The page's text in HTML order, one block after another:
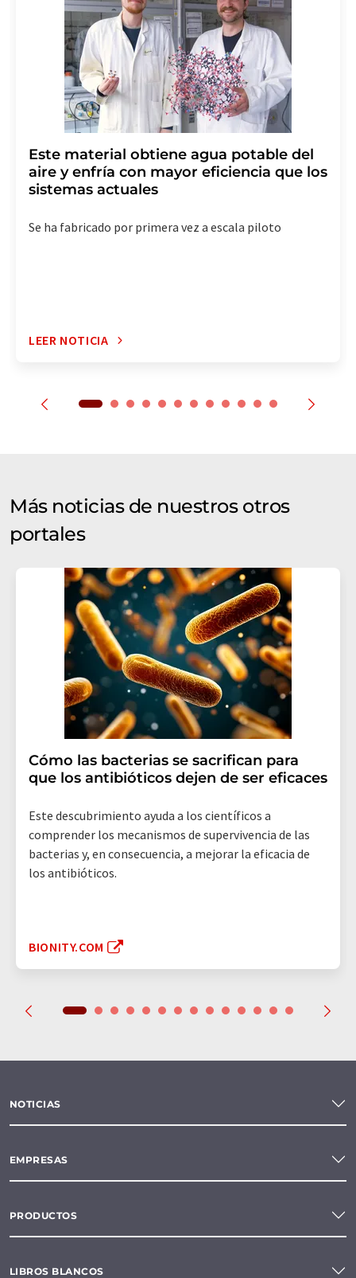
(Alemania) o por correo electrónico a
revoke@lumitos.com. Además, en cada correo
electrónico se incluye un enlace para anular la
suscripción al boletín informativo correspondiente.
Este material obtiene agua potable del
aire y enfría con mayor eficiencia que los
sistemas actuales
Se ha fabricado por primera vez a escala piloto
LEER NOTICIA
Más noticias de nuestros otros
portales
Cómo las bacterias se sacrifican para
que los antibióticos dejen de ser eficaces
Este descubrimiento ayuda a los científicos a
comprender los mecanismos de supervivencia de las
bacterias y, en consecuencia, a mejorar la eficacia de
los antibióticos.
BIONITY.COM
NOTICIAS
EMPRESAS
PRODUCTOS
LIBROS BLANCOS